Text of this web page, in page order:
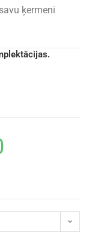
ķermeni